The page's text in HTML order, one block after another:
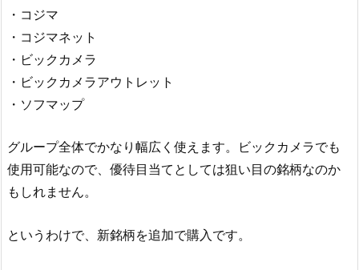
・コジマ
・コジマネット
・ビックカメラ
・ビックカメラアウトレット
・ソフマップ
グループ全体でかなり幅広く使えます。ビックカメラでも
使用可能なので、優待目当てとしては狙い目の銘柄なのか
もしれません。
というわけで、新銘柄を追加で購入です。